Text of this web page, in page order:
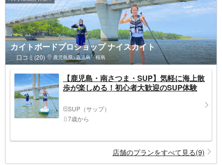
カイトボードプロショップ ナイスカイト
口コミ(20) 鹿児島県>鹿児島・桜島
【鹿児島・南さつま・SUP】気軽に海上散
歩が楽しめる！初心者大歓迎のSUP体験
SUP（サップ）
7歳から
店舗のプランをすべて見る(9)